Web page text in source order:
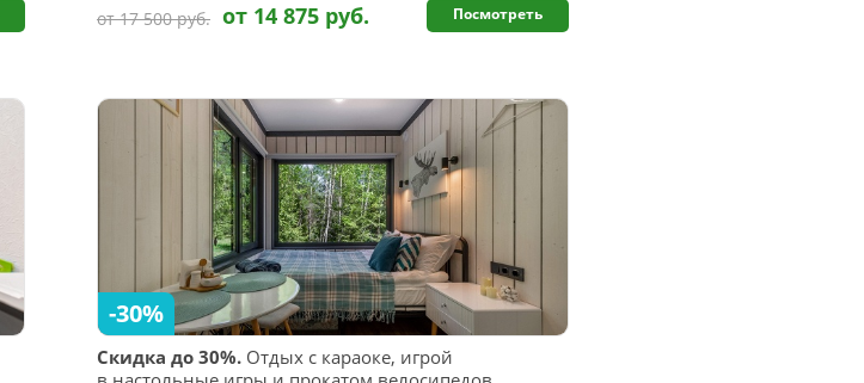
от 17 500 руб. от 14 875 руб. Посмотреть
Скидка до 30%. Отдых с караоке, игрой
-30%